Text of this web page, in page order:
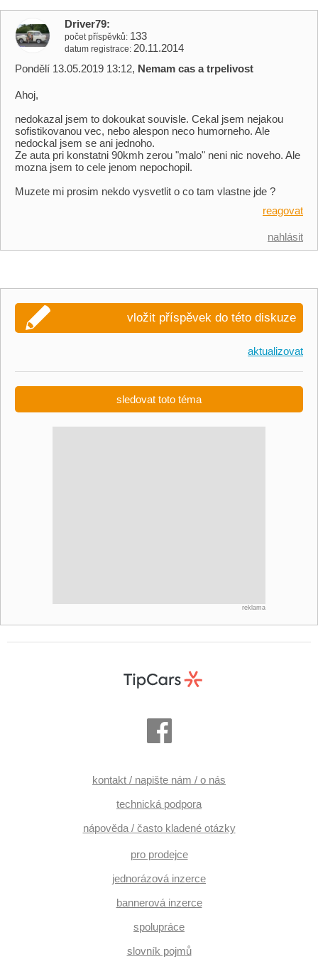
Driver79
počet příspěvků 133
datum registrace 20.11.2014
Pondělí 13.05.2019 13:12, Nemam cas a trpelivost
Ahoj,
nedokazal jsem to dokoukat souvisle. Cekal jsem nejakou
sofistikovanou vec, nebo alespon neco humorneho. Ale
nedockal jsem se ani jednoho.
Ze auta pri konstatni 90kmh zerou "malo" neni nic noveho. Ale
mozna jsem to cele jenom nepochopil.
Muzete mi prosim nekdo vysvetlit o co tam vlastne jde ?
reagovat
nahlásit
vložit příspěvek do této diskuze
aktualizovat
sledovat toto téma
reklama
kontakt / napište nám / o nás
technická podpora
nápověda / často kladené otázky
pro prodejce
jednorázová inzerce
bannerová inzerce
spolupráce
slovník pojmů